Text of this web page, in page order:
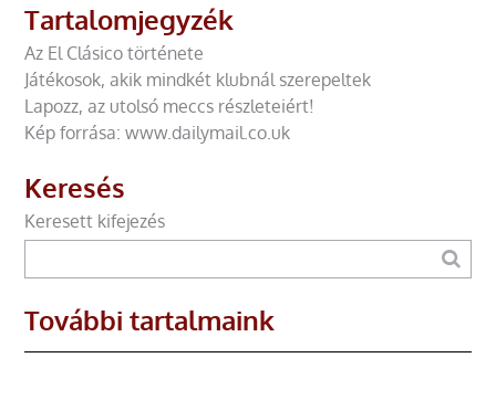
Tartalomjegyzék
Az El Clásico története
Játékosok, akik mindkét klubnál szerepeltek
Lapozz, az utolsó meccs részleteiért!
Kép forrása: www.dailymail.co.uk
Keresés
Keresett kifejezés
További tartalmaink